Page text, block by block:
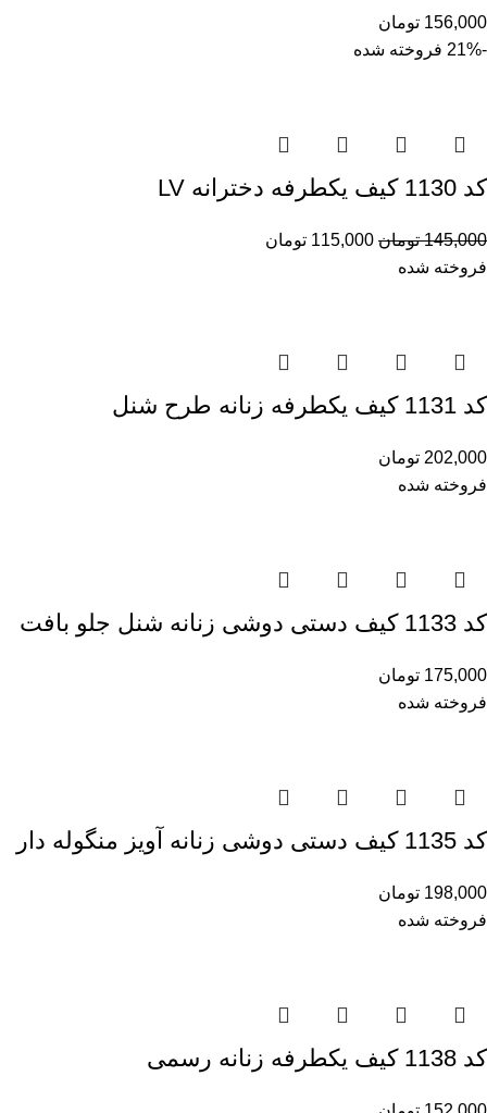
156,000 تومان
-21%
فروخته شده
کد 1130 کیف یکطرفه دخترانه LV
145,000 تومان 115,000 تومان
فروخته شده
کد 1131 کیف یکطرفه زنانه طرح شنل
202,000 تومان
فروخته شده
کد 1133 کیف دستی دوشی زنانه شنل جلو بافت
175,000 تومان
فروخته شده
کد 1135 کیف دستی دوشی زنانه آویز منگوله دار
198,000 تومان
فروخته شده
کد 1138 کیف یکطرفه زنانه رسمی